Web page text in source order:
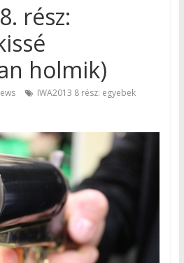
rész:
holmik)
IWA2013 8 rész: egyebek